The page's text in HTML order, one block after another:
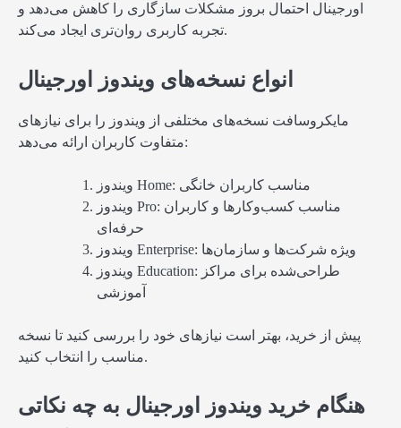
اورجینال احتمال بروز مشکلات سازگاری را کاهش می‌دهد و
تجربه کاربری روان‌تری ایجاد می‌کند.
انواع نسخه‌های ویندوز اورجینال
مایکروسافت نسخه‌های مختلفی از ویندوز را برای نیازهای
متفاوت کاربران ارائه می‌دهد:
ویندوز Home: مناسب کاربران خانگی
ویندوز Pro: مناسب کسب‌وکارها و کاربران
حرفه‌ای
ویندوز Enterprise: ویژه شرکت‌ها و سازمان‌ها
ویندوز Education: طراحی‌شده برای مراکز
آموزشی
پیش از خرید، بهتر است نیازهای خود را بررسی کنید تا نسخه
مناسب را انتخاب کنید.
هنگام خرید ویندوز اورجینال به چه نکاتی